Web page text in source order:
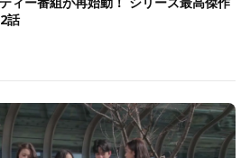
話